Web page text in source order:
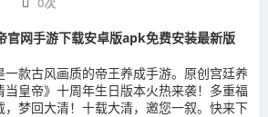
官网手游下载安卓版apk免费安装最新版
一款古风画质的帝王养成手游。原创宫廷养
当皇帝》十周年生日版本火热来袭！多重福
梦回大清！十载大清，邀您一叙。快来下